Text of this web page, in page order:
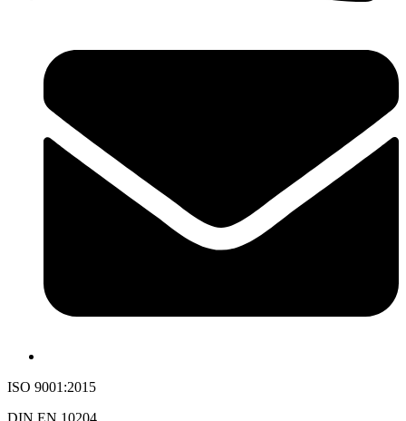
ISO 9001:2015
DIN EN 10204